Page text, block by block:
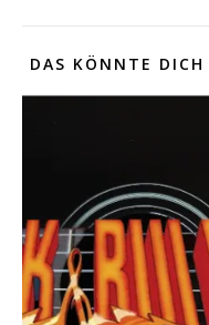
DAS KÖNNTE DICH